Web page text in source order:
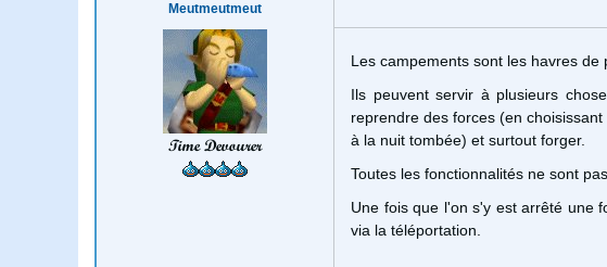
Meutmeutmeut
Time Devourer
Les campements sont les havres de
Ils peuvent servir à plusieurs
reprendre des forces (en
à la nuit tombée) et surtout forger.
Toutes les fonctionnalités ne sont
Une fois que l'on s'y est arrêté une
via la téléportation.